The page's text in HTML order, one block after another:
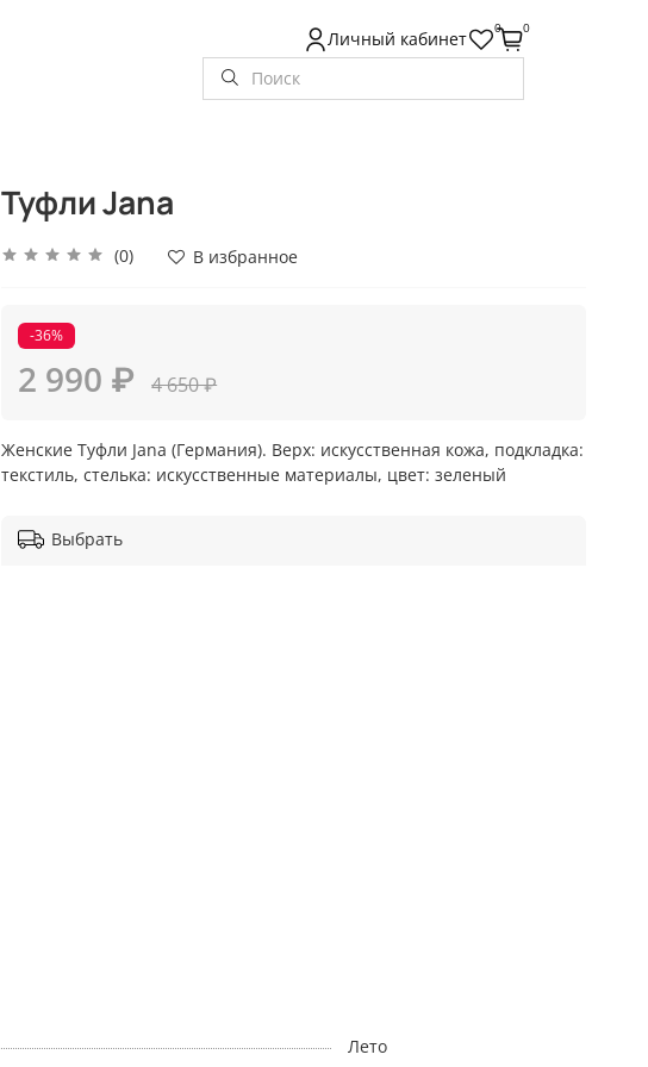
Личный кабинет 0 0
Туфли Jana
(0) В избранное
-36%
2 990 ₽ 4 650 ₽
Женские Туфли Jana (Германия). Верх: искусственная кожа, подкладка:
текстиль, стелька: искусственные материалы, цвет: зеленый
Выбрать
Лето